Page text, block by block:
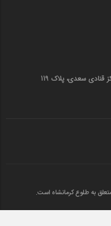
کرمانشاه خیابان سعدی ، جنب مرکز قنادی سعدی، پلاک 119
به طلوع کرمانشاه است.